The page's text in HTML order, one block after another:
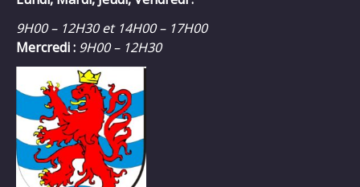
9H00 – 12H30 et 14H00 – 17H00
Mercredi : 9H00 – 12H30